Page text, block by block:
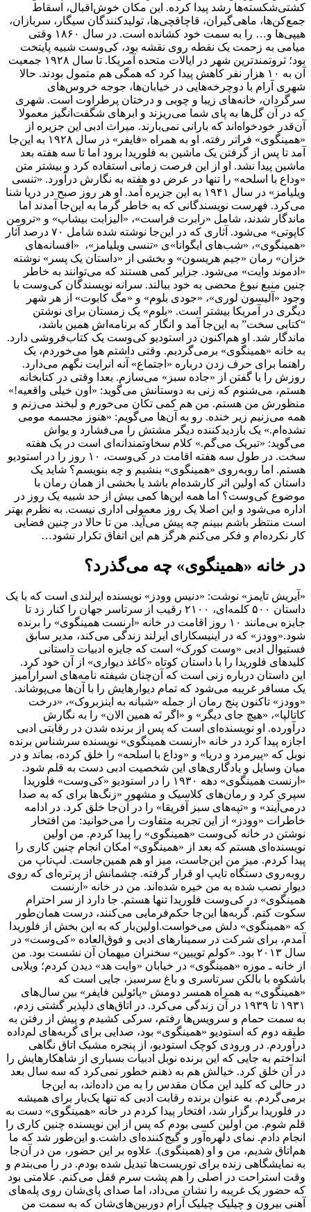
کشتی‌شکسته‌ها رشد پیدا کرده. این مکان خوش‌اقبال، اسقاط
جمع‌کن‌ها، ماهی‌گیران، قاچاقچی‌ها، تولیدکنندگان سیگار، سربازان،
هیپی‌ها و… را به سمت خود کشانده است. در سال ۱۸۶۰ وقتی
میامی به زحمت یک نقطه روی نقشه بود، کی‌وست شبیه پایتخت
بود؛ ثروتمندترین شهر در ایالات متحده آمریکا. تا سال ۱۹۲۸ جمعیت
آن به ۱۰ هزار نفر کاهش پیدا کرد که همگی هم متمول بودند. حالا
شهری آرام با دوچرخه‌هایی در خیابان‌ها، جوجه خروس‌های
سرگردان، خانه‌های زیبا و چوبی و درختان پرطراوت است. شهری
که در آن گل‌ها به پای شما می‌ریزند و ابرهای شگفت‌انگیز معمولا
آن‌قدر خودخواه‌اند که بارانی نمی‌بارند. میراث ادبی این جزیره از
«همینگوی» فراتر رفته. او به همراه «فایفر» در سال ۱۹۲۸ به این‌جا
آمد تا پس از گرفتن یک ماشین به فلوریدا برود اما تا سه هفته بعد
ماشین پیدا نشد. او از این فرصت زمانی استفاده کرد و بیشتر متن
«وداع با اسلحه» را تنها در عرض دو هفته به نگارش درآورد. «تنسی
ویلیامز» در سال ۱۹۴۱ به این جزیره آمد. او هر روز صبح در دریا شنا
می‌کرد. فهرست نویسندگانی که به خاطر گرما به این‌جا آمدند اما
ماندگار شدند، شامل «رابرت فراست»، «الیزابت بیشاپ» و «ترومن
کاپوتی» می‌شود. آثاری که در این‌جا نوشته شده شامل ۷۰ درصد آثار
«همینگوی»، «شب‌های ایگوانا»ی «تنسی ویلیامز»، ‌ «افسانه‌های
خزان» رمان «جیم هریسون» و بخشی از «داستان یک پسر» نوشته
«ادموند وایت» می‌شود. جزایر کمی هستند که می‌توانند به خاطر
چنین منبع نبوغ محضی به خود ببالند. سرانه نویسندگان کی‌وست با
وجود «آلیسون لوری»، «جودی بلوم» و «مگ کابوت» از هر شهر
دیگری در آمریکا بیشتر است. «بلوم» یک زمستان برای نوشتن
“کتابی سخت” به این‌جا آمد و انگار که برنامه‌اش همین باشد،
ماندگار شد. او هم‌اکنون در استودیو کی‌وست یک کتاب‌فروشی دارد.
به خانه «همینگوی» برمی‌گردیم. وقتی داشتم هوا می‌خوردم، یک
راهنما برای حرف زدن درباره «اجتماع» آنه انرایت نگهم می‌دارد.
روزش را با گفتن از «جاده سبز» می‌سازم. بعدا وقتی در کتابخانه
هستم، می‌شنوم که زنی به دوستانش می‌گوید: «اون خیلی واقعیه!»
منظورش من هستم. من هم کمی تکان می‌خورم و لبخند می‌زنم و
همه می‌زنیم زیر خنده. رو به آن‌ها می‌گویم: «هنوز مجسمه مومی
نشده‌ام.» یک بازدیدکننده دیگر مشتش را می‌فشارد و یواش
می‌گوید: «تبریک می‌گم.» کلام سخاوتمندانه‌ای است در یک هفته
سخت. در طول سه هفته اقامت در کی‌وست، ۱۰ روز را در استودیو
هستم. اما روبه‌روی «همینگوی» بنشیم و چه بنویسم؟ شاید یک
داستان که اولین اثر کارشده‌ام باشد یا بخشی از همان رمان با
موضوع کی‌وست؟ اما همه این‌ها کمی بیش از حد شبیه یک روز در
اداره می‌شود و این اصلا یک روز معمولی اداری نیست. به نظرم بهتر
است منتظر باشم ببینم چه پیش می‌آید. من تا حالا در چنین فضایی
کار نکرده‌ام و فکر می‌کنم هرگز هم این اتفاق تکرار نشود…
در خانه «همینگوی» چه می‌گذرد؟
«آیریش تایمز» نوشت: «دنیس وودز» نویسنده ایرلندی است که با یک
داستان ۵۰۰ کلمه‌ای، ۲۱۰۰ رقیب از سرتاسر جهان را کنار زد تا
جایزه بی‌مانند ۱۰ روز اقامت در خانه «ارنست همینگوی» را برنده
شود.«وودز» که در اینیسکارای ایرلند زندگی می‌کند، ‌مدیر سابق
فستیوال ادبی «وست کورک» است که جایزه ادبیات داستانی
کلیدهای فلوریدا را با داستان کوتاه «کاغذ دیواری» از آن خود کرد.
این داستان درباره زنی است که آن‌چنان شیفته نامه‌های اسرارآمیز
یک مسافر غریبه می‌شود که تمام دیوارهایش را با آن‌ها می‌پوشاند.
«وودز» تاکنون پنج رمان از جمله «شبانه به اینزبروک»، «درخت
کاتالپا»، «هیچ جای دیگر» و «اگر نَه همین الان» را به نگارش
درآورده. او نویسنده‌ای است که پس از برنده شدن در رقابتی ادبی
اجازه پیدا کرد در خانه «ارنست همینگوی» نویسنده سرشناس برنده
نوبل که «پیرمرد و دریا» و «وداع با اسلحه» را خلق کرده، بماند و در
میان وسایل و یادگاری‌های این شخصیت ادبی دست به قلم شود.
«ارنست همینگوی» دهه ۱۹۳۰ را در استودیو «کی‌وست» فلوریدا
سپری کرد و رمان‌های کلاسیک و مشهور «زنگ‌ها برای که به صدا
درمی‌آیند» و «تپه‌های سبز آفریقا» را در آن‌جا خلق کرد. در ادامه
خاطرات «وودز» از این تجربه متفاوت را می‌خوانید: من افتخار
نوشتن در خانه کی‌وست «همینگوی» را پیدا کردم. من اولین
نویسنده‌ای هستم که بعد از «همینگوی» امکان انجام چنین کاری را
پیدا کردم. میز من این‌جاست، میز او هم همین‌جاست. لپ‌تاپ‌ من
روبه‌روی دستگاه تایپ او قرار گرفته. چشمانش از پرتره‌ای که روی
دیوار نصب شده به من خیره شده‌اند. من در خانه «ارنست
همینگوی» در کی‌وست فلوریدا تنها هستم. جا دارد از سر احترام
سکوت کنم. گربه‌ها این‌جا حکم‌فرمایی می‌کنند، درست همان‌طور
که «همینگوی» دلش می‌خواست.اولین‌بار که به این بخش از فلوریدا
آمدم، برای شرکت در سمینارهای ادبی و فوق‌العاده «کی‌وست» در
سال ۲۰۱۳ بود. «کولم تویبین» سخنران میهمان آن نشست بود. من
از خانه ـ موزه «همینگوی» در خیابان «وایت هد» دیدن کردم؛ ویلایی
باشکوه با بالکن سرتاسری و باغ سرسبز، جایی است که
«همینگوی» به همراه همسر دومش «پائولین فایفر» بین سال‌های
۱۹۳۱ تا ۱۹۳۹ در آن زندگی می‌کرد. در اتاق‌های دلپذیر گشتی زدم،
به سمت حمام و سرویس‌ها رفتم، سرکی کشیدم و پیش از رفتن به
طبقه دوم که استودیو «همینگوی» بود، صدایی برای گربه‌های لم‌داده
درآوردم. در ورودی کوچک استودیو، از پنجره مشبک اتاق نگاهی
انداختم به جایی که این برنده نوبل ادبیات بسیاری از شاهکارهایش را
در آن خلق کرد. خیالش هم به ذهنم خطور نمی‌کرد که سه سال بعد
در حالی که کلید این مکان مقدس را به من داده‌اند، به این‌جا
برمی‌گردم. به عنوان برنده رقابت ادبی که تنها یک‌بار برای همیشه
در فلوریدا برگزار شد، افتخار پیدا کردم در خانه «همینگوی» دست به
قلم شوم. من اولین کسی بودم که پس از این نویسنده چنین کاری را
انجام دادم. نمای دلهره‌آور و گیج‌کننده‌ای داشت.و این‌طور شد که ما
هم‌اتاق شدیم، من و او (همینگوی). علاوه بر این حضور، من در آن‌جا
به نمایشگاهی زنده برای توریست‌ها تبدیل شده بودم. در را می‌بندم و
وقت استراحت در اصلی را هم پشت سرم قفل می‌کنم. علامتی بود
که حضور یک غریبه را نشان می‌داد، اما صدای پای‌شان روی پله‌های
آهنی بیرون و چیلیک چیلیک آرام دوربین‌های‌شان که به سمت من